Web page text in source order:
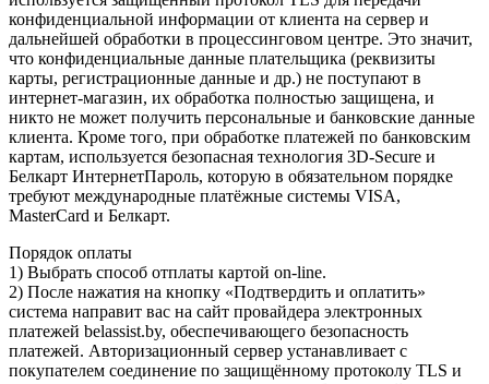
конфиденциальной информации от клиента на сервер и
дальнейшей обработки в процессинговом центре. Это значит,
что конфиденциальные данные плательщика (реквизиты
карты, регистрационные данные и др.) не поступают в
интернет-магазин, их обработка полностью защищена, и
никто не может получить персональные и банковские данные
клиента. Кроме того, при обработке платежей по банковским
картам, используется безопасная технология 3D-Secure и
Белкарт ИнтернетПароль, которую в обязательном порядке
требуют международные платёжные системы VISA,
MasterCard и Белкарт.
Порядок оплаты
1) Выбрать способ отплаты картой on-line.
2) После нажатия на кнопку «Подтвердить и оплатить»
система направит вас на сайт провайдера электронных
платежей belassist.by, обеспечивающего безопасность
платежей. Авторизационный сервер устанавливает с
покупателем соединение по защищённому протоколу TLS и